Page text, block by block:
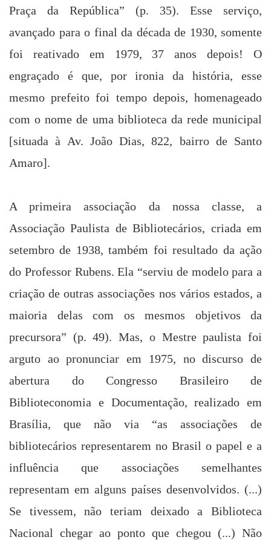
Praça da República” (p. 35). Esse serviço,
avançado para o final da década de 1930, somente
foi reativado em 1979, 37 anos depois! O
engraçado é que, por ironia da história, esse
mesmo prefeito foi tempo depois, homenageado
com o nome de uma biblioteca da rede municipal
[situada à Av. João Dias, 822, bairro de Santo
Amaro].
A primeira associação da nossa classe, a
Associação Paulista de Bibliotecários, criada em
setembro de 1938, também foi resultado da ação
do Professor Rubens. Ela “serviu de modelo para a
criação de outras associações nos vários estados, a
maioria delas com os mesmos objetivos da
precursora” (p. 49). Mas, o Mestre paulista foi
arguto ao pronunciar em 1975, no discurso de
abertura do Congresso Brasileiro de
Biblioteconomia e Documentação, realizado em
Brasília, que não via “as associações de
bibliotecários representarem no Brasil o papel e a
influência que associações semelhantes
representam em alguns países desenvolvidos. (...)
Se tivessem, não teriam deixadoa Biblioteca
Nacional chegar ao ponto que chegou (...) Não